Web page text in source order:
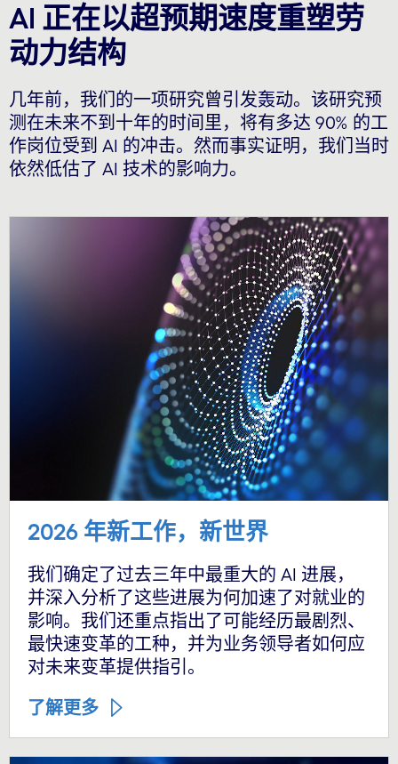
AI 正在以超预期速度重塑劳
动力结构
几年前，我们的一项研究曾引发轰动。该研究预
测在未来不到十年的时间里，将有多达 90% 的工
作岗位受到 AI 的冲击。然而事实证明，我们当时
依然低估了 AI 技术的影响力。
2026 年新工作，新世界
我们确定了过去三年中最重大的 AI 进展，
并深入分析了这些进展为何加速了对就业的
影响。我们还重点指出了可能经历最剧烈、
最快速变革的工种，并为业务领导者如何应
对未来变革提供指引。
了解更多